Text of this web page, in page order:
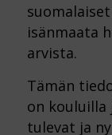
isänmaata
arvista.
Tämän
on kouluilla
tulevat ja